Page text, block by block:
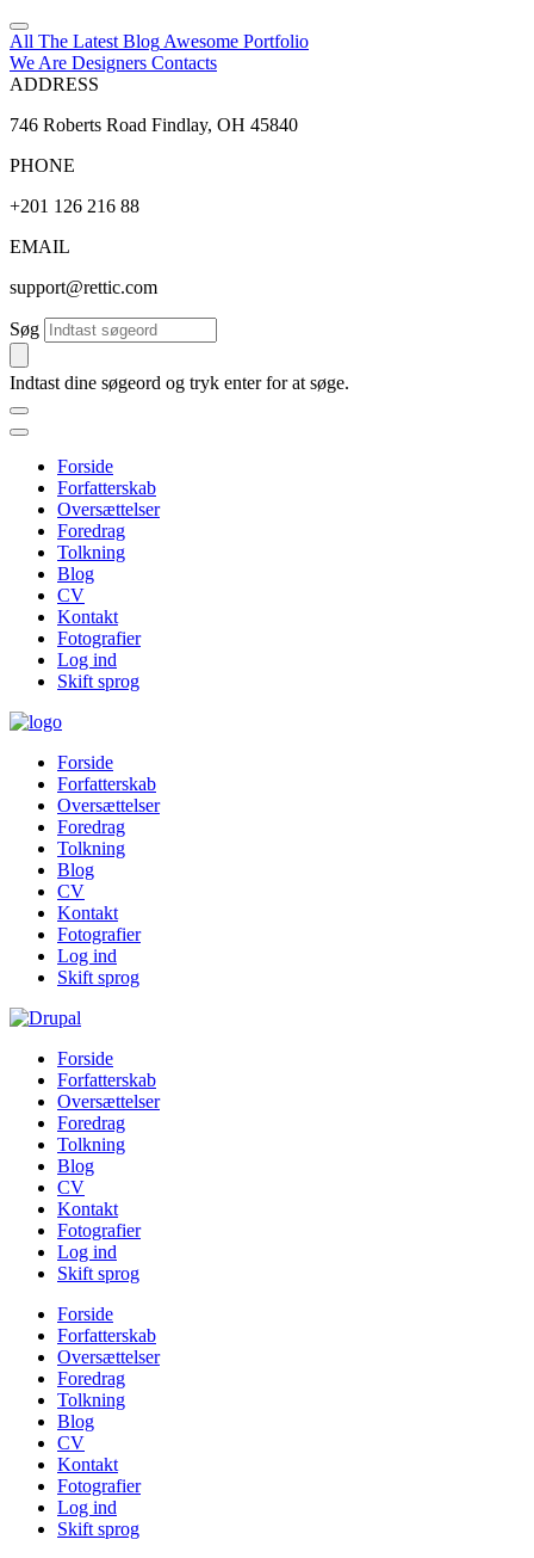
All The Latest Blog Awesome Portfolio
We Are Designers Contacts
ADDRESS
746 Roberts Road Findlay, OH 45840
PHONE
+201 126 216 88
EMAIL
support@rettic.com
Søg
Indtast dine søgeord og tryk enter for at søge.
Forside
Forfatterskab
Oversættelser
Foredrag
Tolkning
Blog
CV
Kontakt
Fotografier
Log ind
Skift sprog
Forside
Forfatterskab
Oversættelser
Foredrag
Tolkning
Blog
CV
Kontakt
Fotografier
Log ind
Skift sprog
Forside
Forfatterskab
Oversættelser
Foredrag
Tolkning
Blog
CV
Kontakt
Fotografier
Log ind
Skift sprog
Forside
Forfatterskab
Oversættelser
Foredrag
Tolkning
Blog
CV
Kontakt
Fotografier
Log ind
Skift sprog